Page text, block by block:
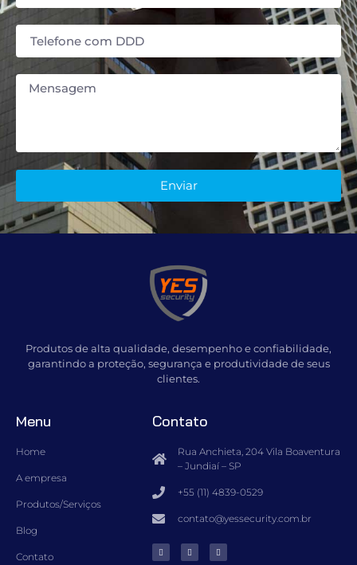
Enviar
Produtos de alta qualidade, desempenho e confiabilidade,
garantindo a proteção, segurança e produtividade de seus
clientes.
Menu
Home
A empresa
Produtos/Serviços
Blog
Contato
Contato
Rua Anchieta, 204 Vila Boaventura
– Jundiaí – SP
+55 (11) 4839-0529
contato@yessecurity.com.br